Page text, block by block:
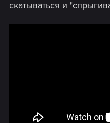
скатываться и